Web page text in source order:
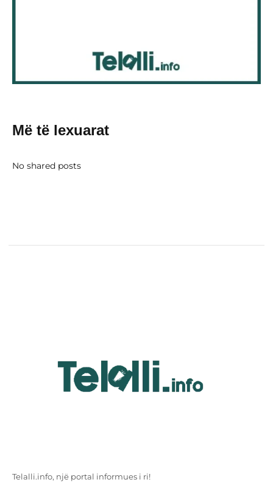
Më të lexuarat
No shared posts
Telalli.info, një portal informues i ri!